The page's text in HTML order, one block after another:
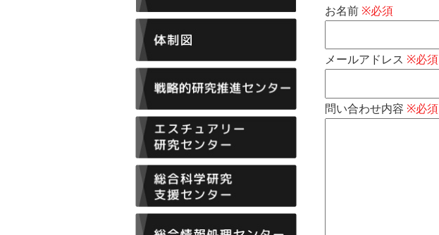
お名前 ※必須
メールアドレス ※必須
問い合わせ内容 ※必須